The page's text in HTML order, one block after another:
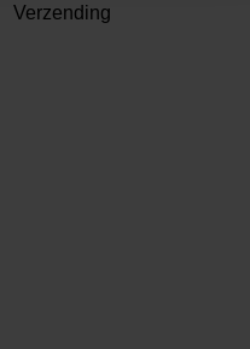
Verzending